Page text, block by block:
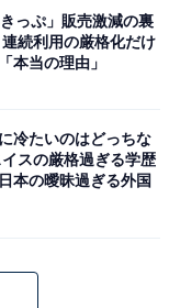
きっぷ」販売激減の裏
続利用の厳格化だけ
本当の理由」
に冷たいのはどっちな
スの厳格過ぎる学歴
本の曖昧過ぎる外国